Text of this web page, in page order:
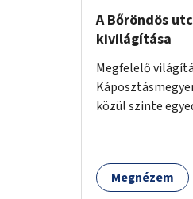
A Bőröndös
kivilágítása
Megfelelő
közül szinte
miatt a őszi és
járni a gyerekekkel.
Megnézem